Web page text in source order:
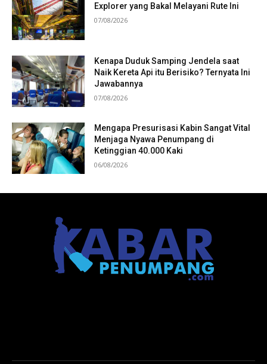
Explorer yang Bakal Melayani Rute Ini
07/08/2026
Kenapa Duduk Samping Jendela saat
Naik Kereta Api itu Berisiko? Ternyata Ini
Jawabannya
07/08/2026
Mengapa Presurisasi Kabin Sangat Vital
Menjaga Nyawa Penumpang di
Ketinggian 40.000 Kaki
06/08/2026